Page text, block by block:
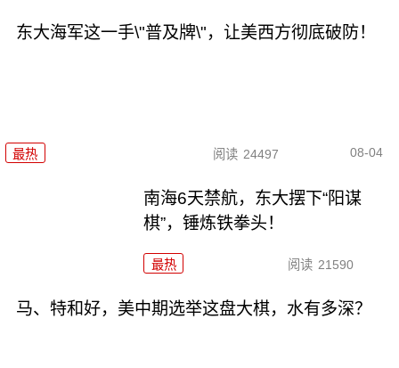
东大海军这一手\"普及牌\"，让美西方彻底破防！
最热 阅读 24497 08-04
南海6天禁航，东大摆下“阳谋
棋”，锤炼铁拳头！
最热 阅读 21590
马、特和好，美中期选举这盘大棋，水有多深？